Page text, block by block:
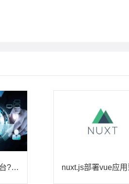
什么是渠道管理平台?朗尊软件带你了解